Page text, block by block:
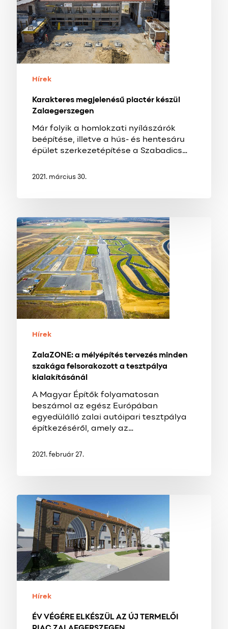
Hírek
Karakteres megjelenésű piactér készül
Zalaegerszegen
Már folyik a homlokzati nyílászárók
beépítése, illetve a hús- és hentesáru
épület szerkezetépítése a Szabadics…
2021. március 30.
ZalaZONE:
a
mélyépítés
tervezés
minden
szakága
felsorakozott
a
tesztpálya
Hírek
ZalaZONE: a mélyépítés tervezés minden
szakága felsorakozott a tesztpálya
kialakításánál
A Magyar Építők folyamatosan
beszámol az egész Európában
egyedülálló zalai autóipari tesztpálya
építkezéséről, amely az…
2021. február 27.
VÉGÉRE
ELKÉSZÜL
AZ
ÚJ
TERMELŐI
PIAC
ZALAEGERSZEGEN
Hírek
ÉV VÉGÉRE ELKÉSZÜL AZ ÚJ TERMELŐI